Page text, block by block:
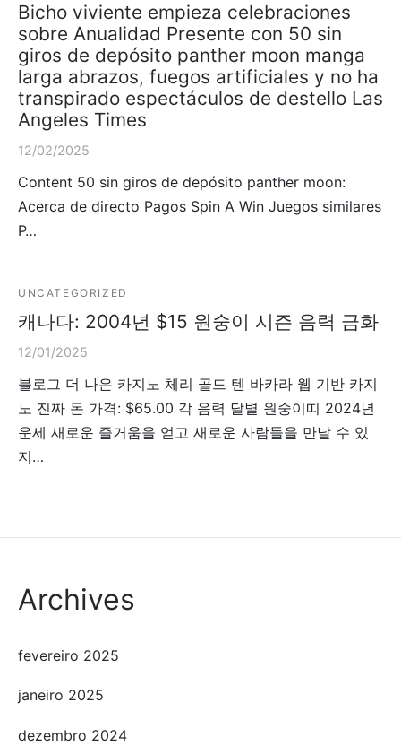
Bicho viviente empieza celebraciones
sobre Anualidad Presente con 50 sin
giros de depósito panther moon manga
larga abrazos, fuegos artificiales y no ha
transpirado espectáculos de destello Las
Angeles Times
12/02/2025
Content 50 sin giros de depósito panther moon:
Acerca de directo Pagos Spin A Win Juegos similares
P…
UNCATEGORIZED
캐나다: 2004년 $15 원숭이 시즌 음력 금화
12/01/2025
블로그 더 나은 카지노 체리 골드 텐 바카라 웹 기반 카지
노 진짜 돈 가격: $65.00 각 음력 달별 원숭이띠 2024년
운세 새로운 즐거움을 얻고 새로운 사람들을 만날 수 있
지…
Archives
fevereiro 2025
janeiro 2025
dezembro 2024